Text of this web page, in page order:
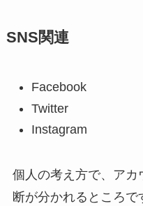
SNS関連
Facebook
Twitter
Instagram
個人の考え方で、アカ
断が分かれるところで